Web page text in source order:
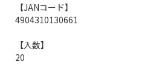
【JANコード】
4904310130661
【入数】
20